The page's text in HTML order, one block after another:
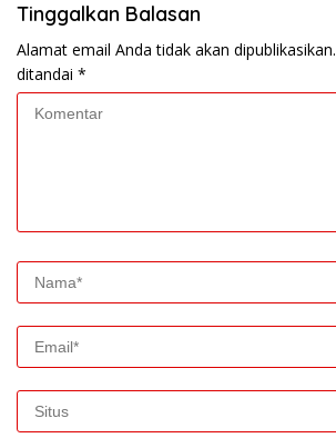
Tinggalkan Balasan
Alamat email Anda tidak akan dipublikasikan.
ditandai *